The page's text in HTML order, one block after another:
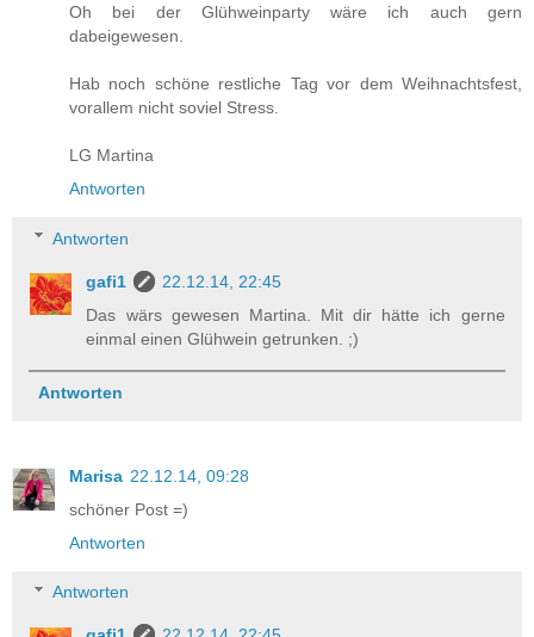
Oh bei der Glühweinparty wäre ich auch gern
dabeigewesen.
Hab noch schöne restliche Tag vor dem Weihnachtsfest,
vorallem nicht soviel Stress.
LG Martina
Antworten
Antworten
gafi1
22.12.14, 22:45
Das wärs gewesen Martina. Mit dir hätte ich gerne
einmal einen Glühwein getrunken. ;)
Antworten
Marisa 22.12.14, 09:28
schöner Post =)
Antworten
Antworten